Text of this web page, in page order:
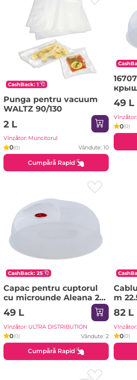
CashBack: 1
Punga pentru vacuum
WALTZ 90/130
2 L
Vînzător: Muncitorul
0(0) Vândute: 10
Cumpără Rapid
49 L
0(0)
CashBack: 25
Capac pentru cuptorul
cu microunde Aleana 25
cm, Transparent
49 L
Vînzător: ULTRA DISTRIBUTION
0(0) Vândute: 2
Cumpără Rapid
m
82 L
0(0)